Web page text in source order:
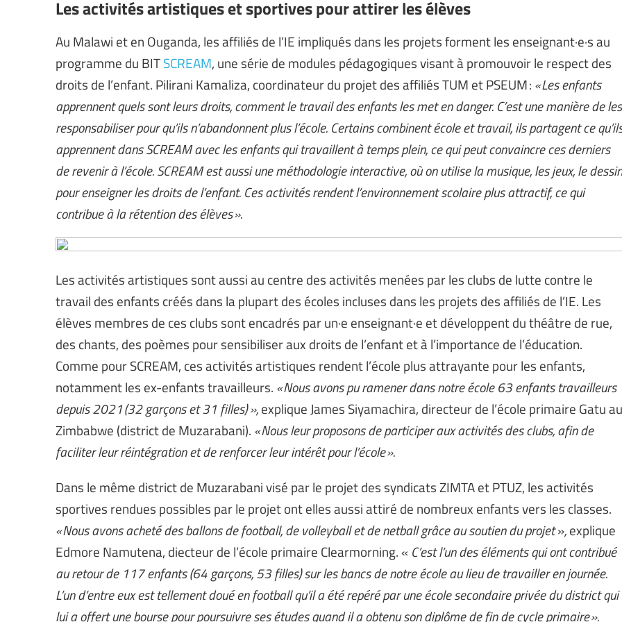
Les activités artistiques et sportives pour attirer les élèves
Au Malawi et en Ouganda, les affiliés de l’IE impliqués dans les projets forment les enseignant·e·s au
programme du BITSCREAM, une série de modules pédagogiques visant à promouvoir le respect des
droits de l’enfant. Pilirani Kamaliza, coordinateur du projet des affiliés TUM et PSEUM : « Les enfants
apprennent quels sont leurs droits, comment le travail des enfants les met en danger. C’est une manière de les
responsabiliser pour qu’ils n’abandonnent plus l’école. Certains combinent école et travail, ils partagent ce
apprennent dans SCREAM avec les enfants qui travaillent à temps plein, ce qui peut convaincre ces derniers
de revenir à l’école. SCREAM est aussi une méthodologie interactive, où on utilise la musique, les jeux, le dessin
pour enseigner les droits de l’enfant. Ces activités rendent l’environnement scolaire plus attractif, ce qui
contribue à la rétention des élèves ».
Les activités artistiques sont aussi au centre des activités menées par les clubs de lutte contre le
travail des enfants créés dans la plupart des écoles incluses dans les projets des affiliés de l’IE. Les
élèves membres de ces clubs sont encadrés par un·e enseignant·e et développent du théâtre de rue,
des chants, des poèmes pour sensibiliser aux droits de l’enfant et à l’importance de l’éducation.
Comme pour SCREAM, ces activités artistiques rendent l’école plus attrayante pour les enfants,
notamment les ex-enfants travailleurs. « Nous avons pu ramener dans notre école 63 enfants travailleurs
depuis 2021 (32 garçons et 31 filles) »,explique James Siyamachira, directeur de l’école primaire Gatu au
Zimbabwe (district de Muzarabani). « Nous leur proposons de participer aux activités des clubs, afin de
faciliter leur réintégration et de renforcer leur intérêt pour l’école ».
Dans le même district de Muzarabani visé par le projet des syndicats ZIMTA et PTUZ, les activités
sportives rendues possibles par le projet ont elles aussi attiré de nombreux enfants vers les classes.
« Nous avons acheté des ballons de football, de volleyball et de netball grâce au soutien du projet»,explique
Edmore Namutena, diecteur de l’école primaire Clearmorning.« C’est l’un des éléments qui ont contribué
au retour de 117 enfants (64 garçons, 53 filles) sur les bancs de notre école au lieu de travailler en journée.
L’un d’entre eux est tellement doué en football qu’il a été repéré par une école secondaire privée du district qui
lui a offert une bourse pour poursuivre ses études quand il a obtenu son diplôme de fin de cycle primaire ».